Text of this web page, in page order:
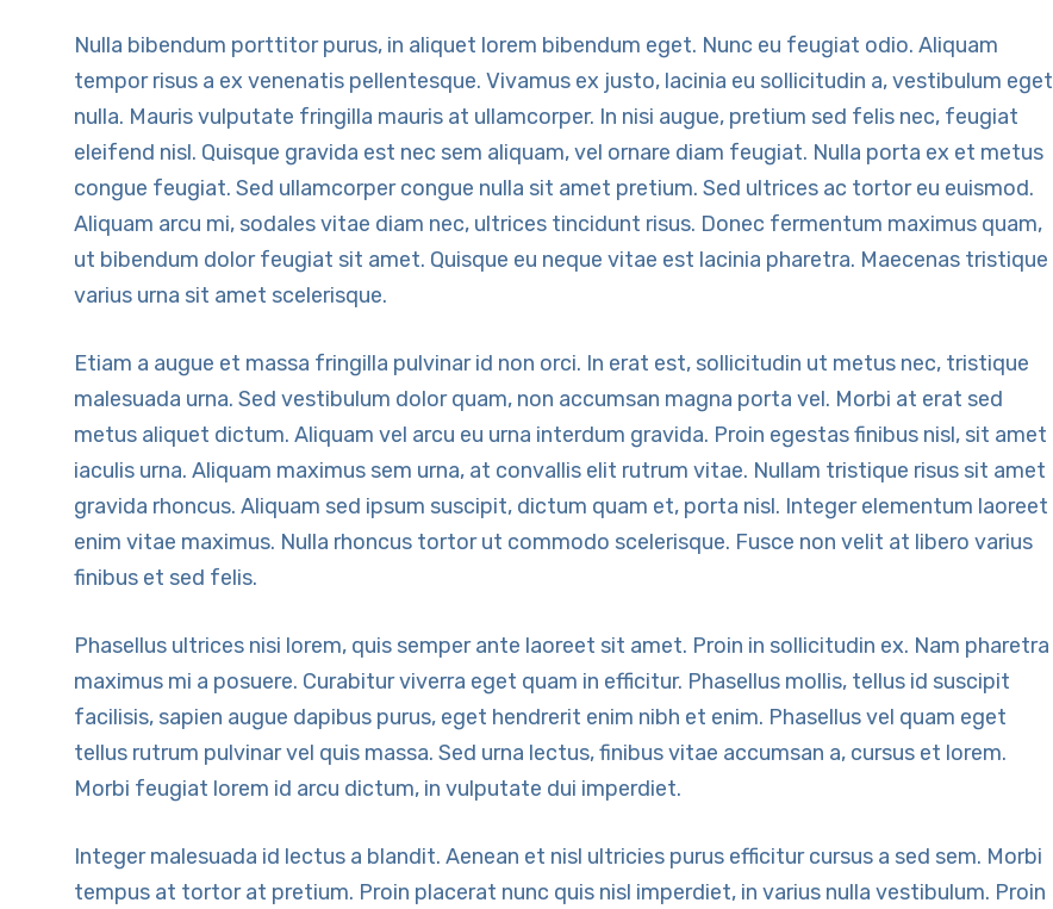
Nulla bibendum porttitor purus, in aliquet lorem bibendum eget. Nunc eu feugiat odio. Aliquam
tempor risus a ex venenatis pellentesque. Vivamus ex justo, lacinia eu sollicitudin a, vestibulum eget
nulla. Mauris vulputate fringilla mauris at ullamcorper. In nisi augue, pretium sed felis nec, feugiat
eleifend nisl. Quisque gravida est nec sem aliquam, vel ornare diam feugiat. Nulla porta ex et metus
congue feugiat. Sed ullamcorper congue nulla sit amet pretium. Sed ultrices ac tortor eu euismod.
Aliquam arcu mi, sodales vitae diam nec, ultrices tincidunt risus. Donec fermentum maximus quam,
ut bibendum dolor feugiat sit amet. Quisque eu neque vitae est lacinia pharetra. Maecenas tristique
varius urna sit amet scelerisque.
Etiam a augue et massa fringilla pulvinar id non orci. In erat est, sollicitudin ut metus nec, tristique
malesuada urna. Sed vestibulum dolor quam, non accumsan magna porta vel. Morbi at erat sed
metus aliquet dictum. Aliquam vel arcu eu urna interdum gravida. Proin egestas finibus nisl, sit amet
iaculis urna. Aliquam maximus sem urna, at convallis elit rutrum vitae. Nullam tristique risus sit amet
gravida rhoncus. Aliquam sed ipsum suscipit, dictum quam et, porta nisl. Integer elementum laoreet
enim vitae maximus. Nulla rhoncus tortor ut commodo scelerisque. Fusce non velit at libero varius
finibus et sed felis.
Phasellus ultrices nisi lorem, quis semper ante laoreet sit amet. Proin in sollicitudin ex. Nam pharetra
maximus mi a posuere. Curabitur viverra eget quam in efficitur. Phasellus mollis, tellus id suscipit
facilisis, sapien augue dapibus purus, eget hendrerit enim nibh et enim. Phasellus vel quam eget
tellus rutrum pulvinar vel quis massa. Sed urna lectus, finibus vitae accumsan a, cursus et lorem.
Morbi feugiat lorem id arcu dictum, in vulputate dui imperdiet.
Integer malesuada id lectus a blandit. Aenean et nisl ultricies purus efficitur cursus a sed sem. Morbi
tempus at tortor at pretium. Proin placerat nunc quis nisl imperdiet, in varius nulla vestibulum. Proin